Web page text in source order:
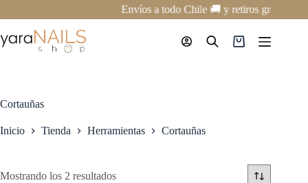
al
contenido
Envíos a todo Chile 🚚 y retiros gratis en
Carro
Cortauñas
Inicio Tienda Herramientas Cortauñas
Mostrando los 2 resultados